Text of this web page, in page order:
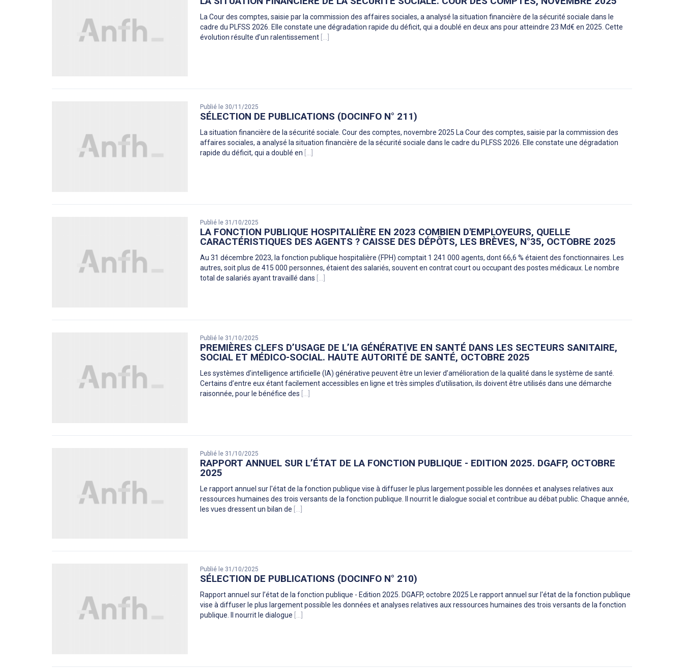
La Cour des comptes, saisie par la commission des affaires sociales, a analysé la situation financière de la sécurité sociale dans le
cadre du PLFSS 2026. Elle constate une dégradation rapide du déficit, qui a doublé en deux ans pour atteindre 23 Md€ en 2025. Cette
évolution résulte d’un ralentissement [...]
Publié le 30/11/2025
SÉLECTION DE PUBLICATIONS (DOCINFO N° 211)
La situation financière de la sécurité sociale. Cour des comptes, novembre 2025 La Cour des comptes, saisie par la commission des
affaires sociales, a analysé la situation financière de la sécurité sociale dans le cadre du PLFSS 2026. Elle constate une dégradation
rapide du déficit, qui a doublé en [...]
Publié le 31/10/2025
LA FONCTION PUBLIQUE HOSPITALIÈRE EN 2023 COMBIEN D'EMPLOYEURS, QUELLE
CARACTÉRISTIQUES DES AGENTS ? CAISSE DES DÉPÔTS, LES BRÈVES, N°35, OCTOBRE 2025
Au 31 décembre 2023, la fonction publique hospitalière (FPH) comptait 1 241 000 agents, dont 66,6 % étaient des fonctionnaires. Les
autres, soit plus de 415 000 personnes, étaient des salariés, souvent en contrat court ou occupant des postes médicaux. Le nombre
total de salariés ayant travaillé dans [...]
Publié le 31/10/2025
PREMIÈRES CLEFS D’USAGE DE L’IA GÉNÉRATIVE EN SANTÉ DANS LES SECTEURS SANITAIRE,
SOCIAL ET MÉDICO-SOCIAL. HAUTE AUTORITÉ DE SANTÉ, OCTOBRE 2025
Les systèmes d’intelligence artificielle (IA) générative peuvent être un levier d’amélioration de la qualité dans le système de santé.
Certains d’entre eux étant facilement accessibles en ligne et très simples d’utilisation, ils doivent être utilisés dans une démarche
raisonnée, pour le bénéfice des [...]
Publié le 31/10/2025
RAPPORT ANNUEL SUR L’ÉTAT DE LA FONCTION PUBLIQUE - EDITION 2025. DGAFP, OCTOBRE
2025
Le rapport annuel sur l'état de la fonction publique vise à diffuser le plus largement possible les données et analyses relatives aux
ressources humaines des trois versants de la fonction publique. Il nourrit le dialogue social et contribue au débat public. Chaque année,
les vues dressent un bilan de [...]
Publié le 31/10/2025
SÉLECTION DE PUBLICATIONS (DOCINFO N° 210)
Rapport annuel sur l’état de la fonction publique - Edition 2025. DGAFP, octobre 2025 Le rapport annuel sur l'état de la fonction publique
vise à diffuser le plus largement possible les données et analyses relatives aux ressources humaines des trois versants de la fonction
publique. Il nourrit le dialogue [...]